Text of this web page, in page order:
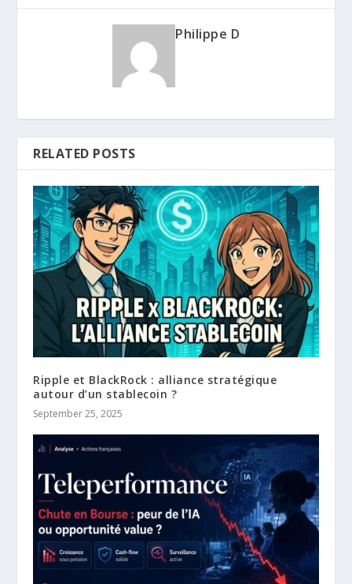
Philippe D
RELATED POSTS
Ripple et BlackRock : alliance stratégique
autour d’un stablecoin ?
September 25, 2025